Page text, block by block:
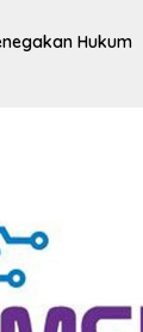
Hukum